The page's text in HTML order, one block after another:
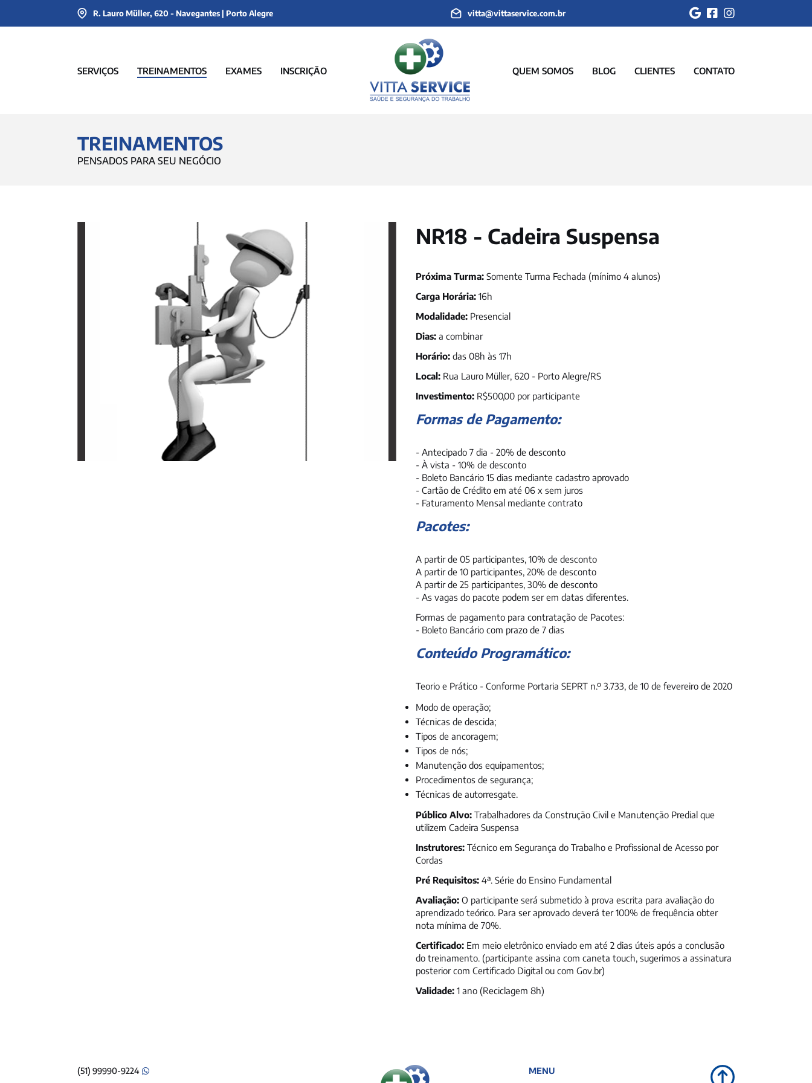
R. Lauro Müller, 620 - Navegantes | Porto Alegre vitta@vittaservice.com.br
SERVIÇOS TREINAMENTOS EXAMES INSCRIÇÃO QUEM SOMOS BLOG CLIENTES CONTATO
TREINAMENTOS
PENSADOS PARA SEU NEGÓCIO
NR18 - Cadeira Suspensa
Próxima Turma: Somente Turma Fechada (mínimo 4 alunos)
Carga Horária: 16h
Modalidade: Presencial
Dias: a combinar
Horário: das 08h às 17h
Local: Rua Lauro Müller, 620 - Porto Alegre/RS
Investimento: R$500,00 por participante
Formas de Pagamento:
- Antecipado 7 dia - 20% de desconto
- À vista - 10% de desconto
- Boleto Bancário 15 dias mediante cadastro aprovado
- Cartão de Crédito em até 06 x sem juros
- Faturamento Mensal mediante contrato
Pacotes:
A partir de 05 participantes, 10% de desconto
A partir de 10 participantes, 20% de desconto
A partir de 25 participantes, 30% de desconto
- As vagas do pacote podem ser em datas diferentes.
Formas de pagamento para contratação de Pacotes:
- Boleto Bancário com prazo de 7 dias
Conteúdo Programático:
Teorio e Prático - Conforme Portaria SEPRT n.º 3.733, de 10 de fevereiro de 2020
Modo de operação;
Técnicas de descida;
Tipos de ancoragem;
Tipos de nós;
Manutenção dos equipamentos;
Procedimentos de segurança;
Técnicas de autorresgate.
Público Alvo: Trabalhadores da Construção Civil e Manutenção Predial que
utilizem Cadeira Suspensa
Instrutores: Técnico em Segurança do Trabalho e Profissional de Acesso por
Cordas
Pré Requisitos: 4ª. Série do Ensino Fundamental
Avaliação: O participante será submetido à prova escrita para avaliação do
aprendizado teórico. Para ser aprovado deverá ter 100% de frequência obter
nota mínima de 70%.
Certificado: Em meio eletrônico enviado em até 2 dias úteis após a conclusão
do treinamento. (participante assina com caneta touch, sugerimos a assinatura
posterior com Certificado Digital ou com Gov.br)
Validade: 1 ano (Reciclagem 8h)
(51) 99990-9224 MENU